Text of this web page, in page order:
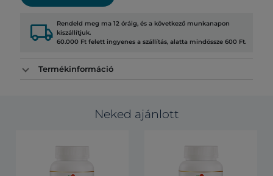
local_shipping Rendeld meg ma 12 óráig, és a következő munkanapon
kiszállítjuk.
60.000 Ft felett ingyenes a szállítás, alatta mindössze 600 Ft.
Termékinformáció
Neked ajánlott